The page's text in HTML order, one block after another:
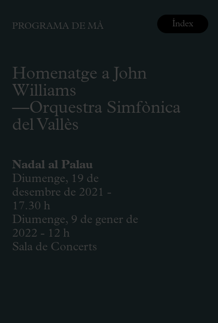
PROGRAMA DE MÀ
Homenatge a John
Williams
—Orquestra Simfònica
del Vallès
Nadal al Palau
Diumenge, 19 de
desembre de 2021 -
17.30 h
Diumenge, 9 de gener de
2022 - 12 h
Sala de Concerts
Índex